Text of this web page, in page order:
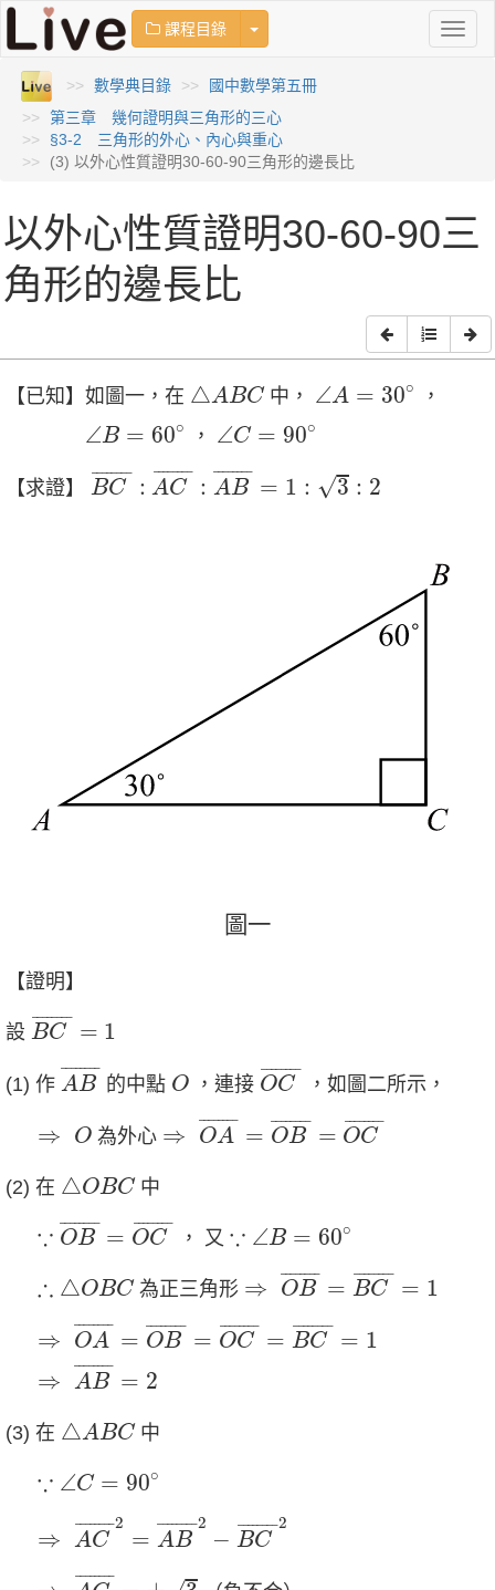
課程目錄 Toggle Dropdown
數學典目錄
國中數學第五冊
第三章 幾何證明與三角形的三心
§3-2 三角形的外心、內心與重心
(3) 以外心性質證明30-60-90三角形的邊長比
以外心性質證明30-60-90三
角形的邊長比
【已知】如圖一，在 △ABC
△ A BC中， ∠A = 30∘
∠ A 30∘ ，
∠B = 60∘
∠B 60∘ ， ∠C = 90∘
∠C 90∘
【求證】
¯¯¯¯¯¯¯¯
BC : ¯¯¯¯¯¯¯¯
AC : ¯¯¯¯¯¯¯¯
AB = 1 : √3 : 2
BC¯ AC¯: B¯=1
圖一
圖一
【證明】
設
¯¯¯¯¯¯¯¯
BC = 1
BC¯
(1) 作
¯¯¯¯¯¯¯¯
AB
AB¯
的中點 O
O ，連接
¯¯¯¯¯¯¯¯
OC
OC¯
，如圖二所示，
⇒ O
⇒ O 為外心 ⇒ ¯¯¯¯¯¯¯¯
OA = ¯¯¯¯¯¯¯¯
OB = ¯¯¯¯¯¯¯¯
OC
OA¯= B¯=O ¯
(2) 在 △OBC
△OBC中
∵ ¯¯¯¯¯¯¯¯
OB = ¯¯¯¯¯¯¯¯
OC
∵OB¯ OC¯
， 又∵ ∠B = 60∘
∵ ∠B 60∘
∴ △OBC
∴ △OBC為正三角形 ⇒ ¯¯¯¯¯¯¯¯
OB = ¯¯¯¯¯¯¯¯
BC = 1
OB¯= C¯=1
⇒ ¯¯¯¯¯¯¯¯
OA = ¯¯¯¯¯¯¯¯
OB = ¯¯¯¯¯¯¯¯
OC = ¯¯¯¯¯¯¯¯
BC = 1
OA¯= B¯=O ¯=BC =1
⇒ ¯¯¯¯¯¯¯¯
AB = 2
AB¯=
(3) 在 △ABC
△ A BC中
∵ ∠C = 90∘
∵ ∠C 90∘
⇒ ¯¯¯¯¯¯¯¯
AC
2
= ¯¯¯¯¯¯¯¯
AB
2
− ¯¯¯¯¯¯¯¯
BC
2
2= −B
¯¯¯¯¯¯¯¯
AC¯=